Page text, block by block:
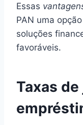
Essas
PAN uma
soluções
favoráveis.
Taxas